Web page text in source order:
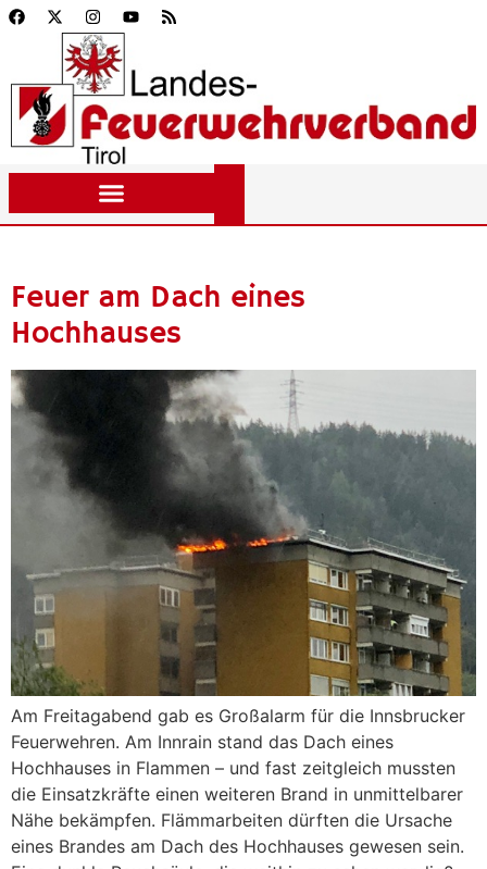
Feuer am Dach eines
Hochhauses
Am Freitagabend gab es Großalarm für die Innsbrucker
Feuerwehren. Am Innrain stand das Dach eines
Hochhauses in Flammen – und fast zeitgleich mussten
die Einsatzkräfte einen weiteren Brand in unmittelbarer
Nähe bekämpfen. Flämmarbeiten dürften die Ursache
eines Brandes am Dach des Hochhauses gewesen sein.